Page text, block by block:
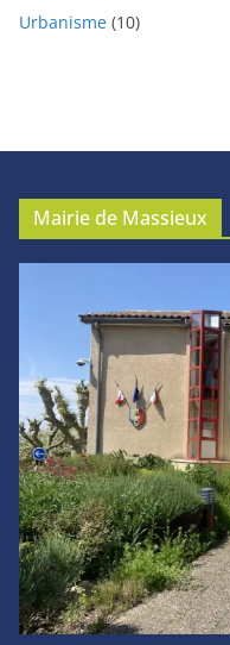
Urbanisme (10)
Mairie de Massieux